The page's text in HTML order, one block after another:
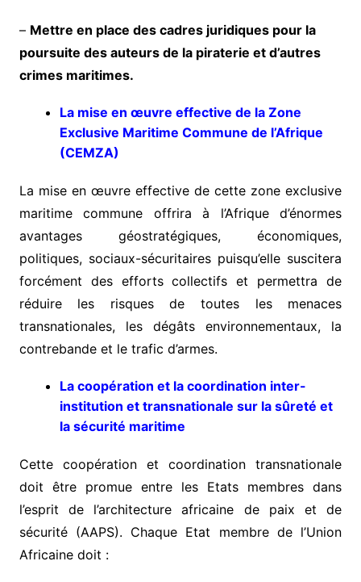
– Mettre en place des cadres juridiques pour la
poursuite des auteurs de la piraterie et d’autres
crimes maritimes.
La mise en œuvre effective de la Zone
Exclusive Maritime Commune de l’Afrique
(CEMZA)
La mise en œuvre effective de cette zone exclusive
maritime commune offrira à l’Afrique d’énormes
avantages géostratégiques, économiques,
politiques, sociaux-sécuritaires puisqu’elle suscitera
forcément des efforts collectifs et permettra de
réduire les risques de toutes les menaces
transnationales, les dégâts environnementaux, la
contrebande et le trafic d’armes.
La coopération et la coordination inter-
institution et transnationale sur la sûreté et
la sécurité maritime
Cette coopération et coordination transnationale
doit être promue entre les Etats membres dans
l’esprit de l’architecture africaine de paix et de
sécurité (AAPS). Chaque Etat membre de l’Union
Africaine doit :